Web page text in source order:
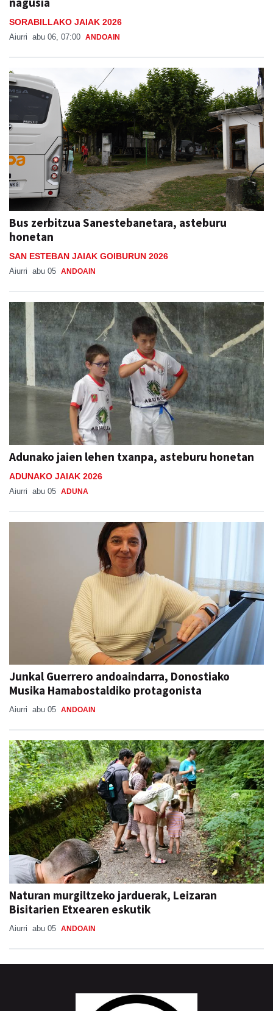
SORABILLAKO JAIAK 2026
Aiurri abu 06, 07:00 ANDOAIN
Bus zerbitzua Sanestebanetara, asteburu
honetan
SAN ESTEBAN JAIAK GOIBURUN 2026
Aiurri abu 05 ANDOAIN
Adunako jaien lehen txanpa, asteburu honetan
ADUNAKO JAIAK 2026
Aiurri abu 05 ADUNA
Junkal Guerrero andoaindarra, Donostiako
Musika Hamabostaldiko protagonista
Aiurri abu 05 ANDOAIN
Naturan murgiltzeko jarduerak, Leizaran
Bisitarien Etxearen eskutik
Aiurri abu 05 ANDOAIN